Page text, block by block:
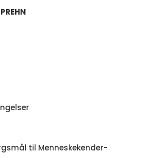
til Menneskekender-